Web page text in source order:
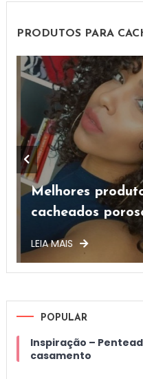
PRODUTOS PARA
Melhores
cacheados
LEIA MAIS
POPULAR
Inspiração –
casamento